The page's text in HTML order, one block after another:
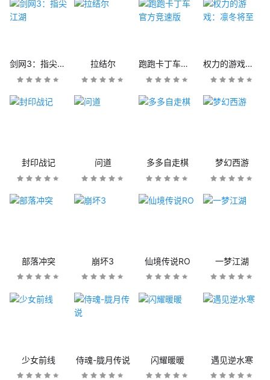
剑网3：指尖江湖 拉结尔 跑跑卡丁车官方竞速版 权力的游戏：凛冬将至
封印战记 问道 多多自走棋 梦幻西游
部落冲突 崩坏3 仙境传说RO 一梦江湖
少女前线 侍魂-胧月传说 闪耀暖暖 遇见逆水寒